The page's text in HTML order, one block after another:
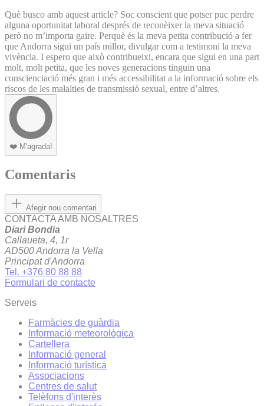
Què busco amb aquest article? Soc conscient que potser puc perdre
alguna oportunitat laboral després de reconèixer la meva situació
però no m’importa gaire. Perquè és la meva petita contribució a fer
que Andorra sigui un país millor, divulgar com a testimoni la meva
vivència. I espero que això contribueixi, encara que sigui en una part
molt, molt petita, que les noves generacions tinguin una
conscienciació més gran i més accessibilitat a la informació sobre els
riscos de les malalties de transmissió sexual, entre d’altres.
❤️ M'agrada!
Comentaris
Afegir nou comentari
CONTACTA AMB NOSALTRES
Diari Bondia
Callaueta, 4, 1r
AD500 Andorra la Vella
Principat d'Andorra
Tel. +376 80 88 88
Formulari de contacte
Serveis
Farmàcies de guàrdia
Informació meteorològica
Cartellera
Informació general
Informació turística
Associacions
Centres de salut
Telèfons d'interès